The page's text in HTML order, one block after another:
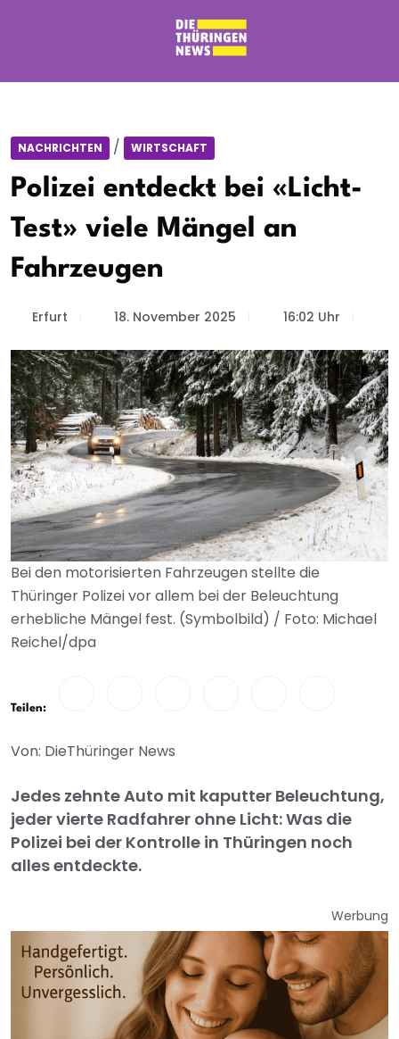
NACHRICHTEN / WIRTSCHAFT
Polizei entdeckt bei «Licht-
Test» viele Mängel an
Fahrzeugen
Erfurt 18. November 2025 16:02 Uhr
Bei den motorisierten Fahrzeugen stellte die
Thüringer Polizei vor allem bei der Beleuchtung
erhebliche Mängel fest. (Symbolbild) / Foto: Michael
Reichel/dpa
Teilen:
Von: DieThüringer News
Jedes zehnte Auto mit kaputter Beleuchtung,
jeder vierte Radfahrer ohne Licht: Was die
Polizei bei der Kontrolle in Thüringen noch
alles entdeckte.
Werbung